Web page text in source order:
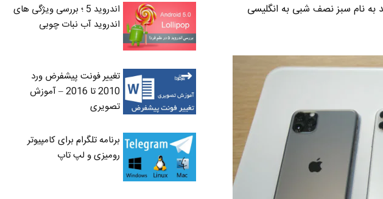
اندروید 5 ؛ بررسی ویژگی های
اندروید آب نبات چوبی
تغییر فونت پیشفرض ورد
2010 تا 2016 – آموزش
تصویری
برنامه تلگرام برای کامپیوتر
رومیزی و لپ تاپ